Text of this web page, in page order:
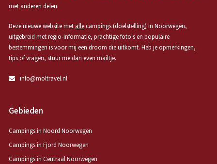
met anderen delen.
Deze nieuwe website met allecampings (doelstelling) in Noorwegen,
uitgebreid met regio-informatie, prachtige foto's en populaire
bestemmingen is voor mij een droom die uitkomt. Heb je opmerkingen,
tips of vragen, stuur me dan even mailtje.
info@moltravel.nl
Gebieden
Campings in Noord Noorwegen
Campings in Fjord Noorwegen
Campings in Centraal Noorwegen